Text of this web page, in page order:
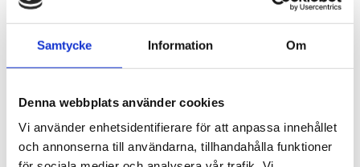
Samtycke Information Om
Denna webbplats använder cookies
Vi använder enhetsidentifierare för att anpassa innehållet
och annonserna till användarna, tillhandahålla funktioner
THULE FLUSH RAIL EVO
4-PACK 710600
THULE FLUSH RAIL
EDGE FOTSATS 4-PACK